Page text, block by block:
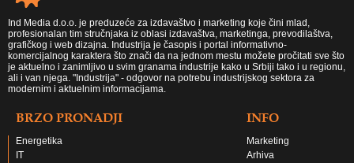
Ind Media d.o.o. je preduzeće za izdavaštvo i marketing koje čini mlad,
profesionalan tim stručnjaka iz oblasi izdavaštva, marketinga, prevodilaštva,
grafičkog i web dizajna. Industrija je časopis i portal informativno-
komercijalnog karaktera što znači da na jednom mestu možete pročitati sve što
je aktuelno i zanimljivo u svim granama industrije kako u Srbiji tako i u regionu,
ali i van njega. "Industrija" - odgovor na potrebu industrijskog sektora za
modernim i aktuelnim informacijama.
BRZO PRONADJI
Energetika
IT
INFO
Marketing
Arhiva